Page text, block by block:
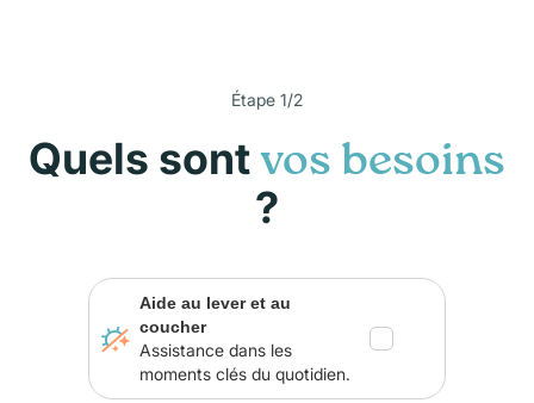
Étape 1/2
Quels sont vos besoins
?
Aide au lever et au
coucher
Assistance dans les
moments clés du quotidien.